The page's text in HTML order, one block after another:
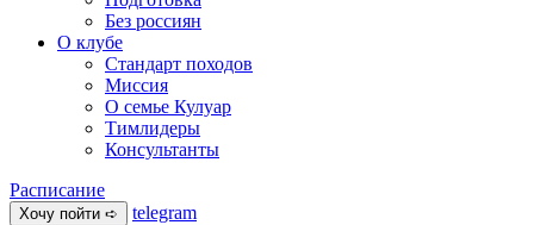
Без россиян
О клубе
Стандарт походов
Миссия
О семье Кулуар
Тимлидеры
Консультанты
Расписание
Хочу пойти ➪
telegram